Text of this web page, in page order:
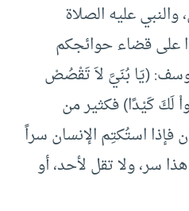
عليه الصلاة
على قضاء حوائجكم
(يَا بُنَيَّ لاَ تَقْصُصْ
لَكَ كَيْدًا) فكثير من
فإذا استُكتِم الإنسان سراً
سر، ولا تقل لأحد، أو